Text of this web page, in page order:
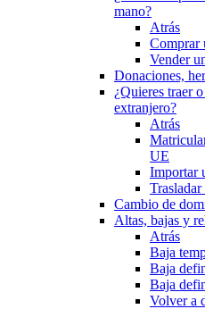
mano?
Atrás
Comprar
Vender
Donaciones,
¿Quieres traer
extranjero?
Atrás
UE
Importar
Cambio de
Altas, bajas y
Atrás
Baja
Baja
Baja
Volver a